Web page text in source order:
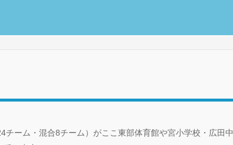
ーム・混合8チーム）がここ東部体育館や宮小学校・広田中